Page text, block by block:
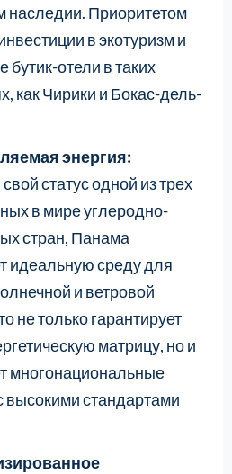
наследии. Приоритетом
в экотуризм и
бутик-отели в таких
как Чирики и Бокас-дель-
энергия:
статус одной из трех
в мире углеродно-
стран, Панама
идеальную среду для
и ветровой
не только гарантирует
матрицу, но и
многонациональные
высокими стандартами